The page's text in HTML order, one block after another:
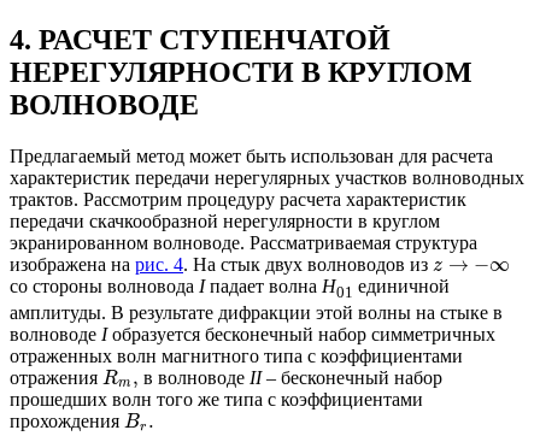
4. РАСЧЕТ СТУПЕНЧАТОЙ
НЕРЕГУЛЯРНОСТИ В КРУГЛОМ
ВОЛНОВОДЕ
Предлагаемый метод может быть использован для расчета
характеристик передачи нерегулярных участков волноводных
трактов. Рассмотрим процедуру расчета характеристик
передачи скачкообразной нерегулярности в круглом
экранированном волноводе. Рассматриваемая структура
изображена на рис. 4. На стык двух волноводов из z → −∞
со стороны волновода Iпадает волна Н01 единичной
амплитуды. В результате дифракции этой волны на стыке в
волноводе Iобразуется бесконечный набор симметричных
отраженных волн магнитного типа с коэффициентами
отражения Rm , в волноводе II– бесконечный набор
прошедших волн того же типа с коэффициентами
прохождения Br .